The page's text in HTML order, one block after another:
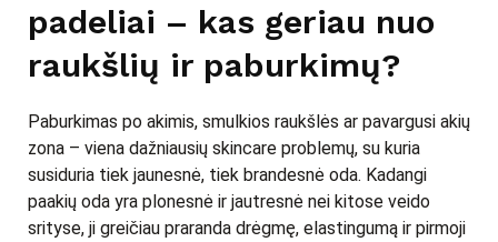
padeliai – kas geriau nuo
raukšlių ir paburkimų?
Paburkimas po akimis, smulkios raukšlės ar pavargusi akių
zona – viena dažniausių skincare problemų, su kuria
susiduria tiek jaunesnė, tiek brandesnė oda. Kadangi
paakių oda yra plonesnė ir jautresnė nei kitose veido
srityse, ji greičiau praranda drėgmę, elastingumą ir pirmoji